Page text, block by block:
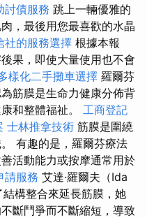
討債服務 跳上一輛優雅的
，最後用您最喜歡的水晶
社的服務選擇 根據本報
果，即使大量使用也不會
樣化二手攤車選擇 羅爾芬
筋膜是生命力健康分佈背
和整體福祉。 工商登記
士林推拿技術 筋膜是圍繞
有趣的是，羅爾芬療法
活動能力或按摩通常用於
請服務 艾達·羅爾夫（Ida
構整合來延長筋膜，她
斷鬥爭而不斷縮短，導致